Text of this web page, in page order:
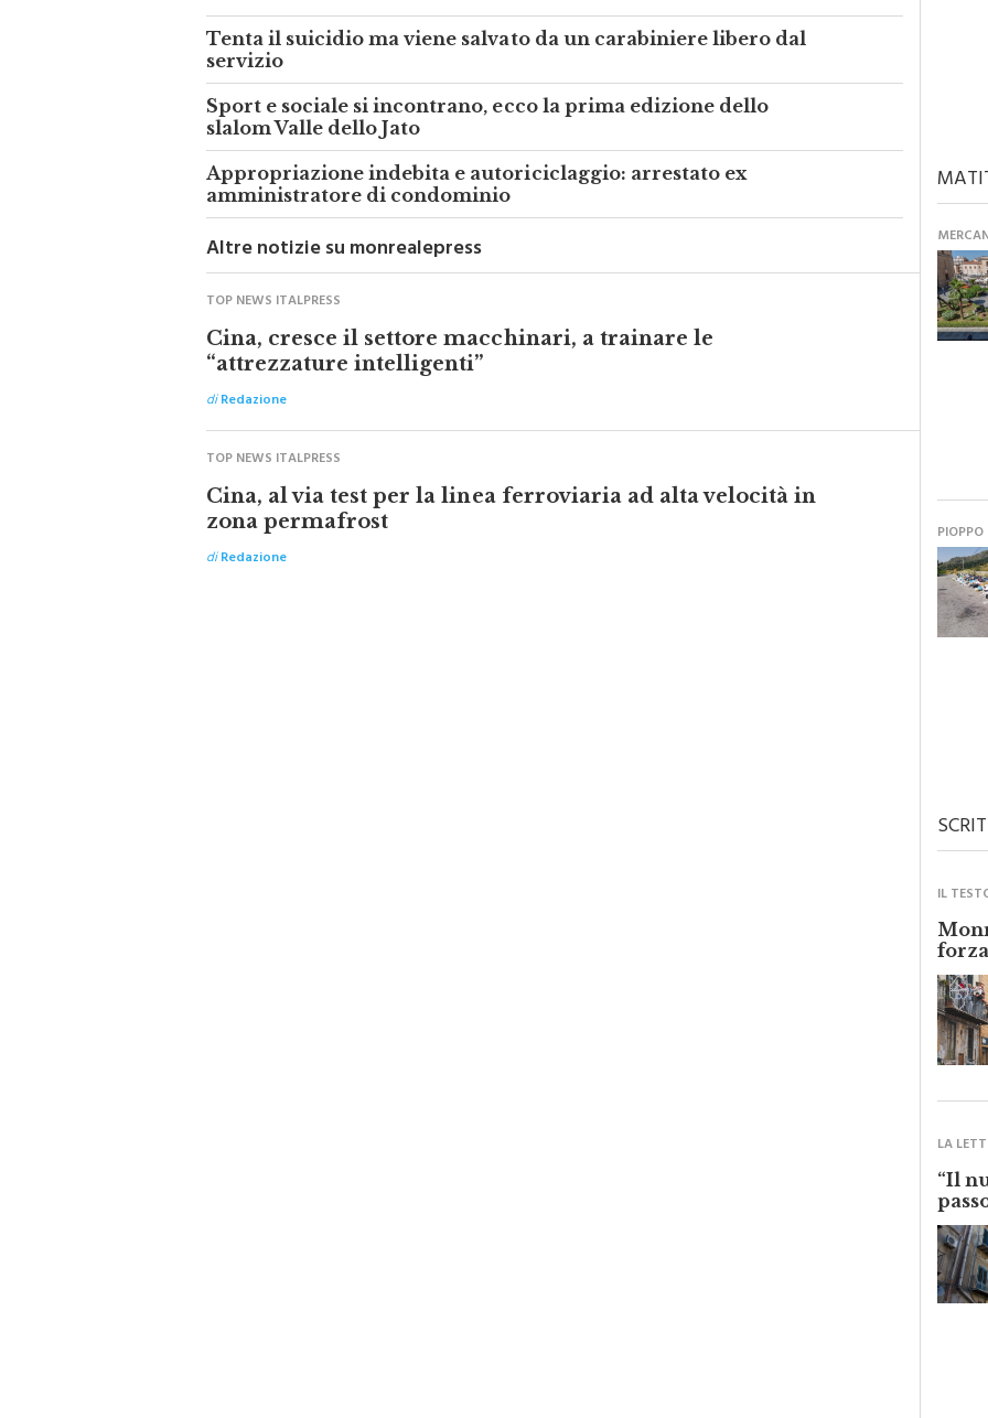
Tenta il suicidio ma viene salvato da un carabiniere libero dal
servizio
Sport e sociale si incontrano, ecco la prima edizione dello
slalom Valle dello Jato
Appropriazione indebita e autoriciclaggio: arrestato ex
amministratore di condominio
Altre notizie su monrealepress
TOP NEWS ITALPRESS
Cina, cresce il settore macchinari, a trainare le
“attrezzature intelligenti”
diRedazione
TOP NEWS ITALPRESS
Cina, al via test per la linea ferroviaria ad alta velocità in
zona permafrost
diRedazione
PIOPPO
IL
LA
“Il